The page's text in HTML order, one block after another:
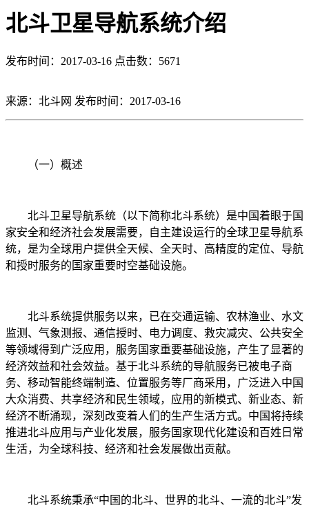
北斗卫星导航系统介绍
发布时间：2017-03-16 点击数：5671
来源：北斗网 发布时间：2017-03-16
（一）概述
北斗卫星导航系统（以下简称北斗系统）是中国着眼于国
家安全和经济社会发展需要，自主建设运行的全球卫星导航系
统，是为全球用户提供全天候、全天时、高精度的定位、导航
和授时服务的国家重要时空基础设施。
北斗系统提供服务以来，已在交通运输、农林渔业、水文
监测、气象测报、通信授时、电力调度、救灾减灾、公共安全
等领域得到广泛应用，服务国家重要基础设施，产生了显著的
经济效益和社会效益。基于北斗系统的导航服务已被电子商
务、移动智能终端制造、位置服务等厂商采用，广泛进入中国
大众消费、共享经济和民生领域，应用的新模式、新业态、新
经济不断涌现，深刻改变着人们的生产生活方式。中国将持续
推进北斗应用与产业化发展，服务国家现代化建设和百姓日常
生活，为全球科技、经济和社会发展做出贡献。
北斗系统秉承“中国的北斗、世界的北斗、一流的北斗”发